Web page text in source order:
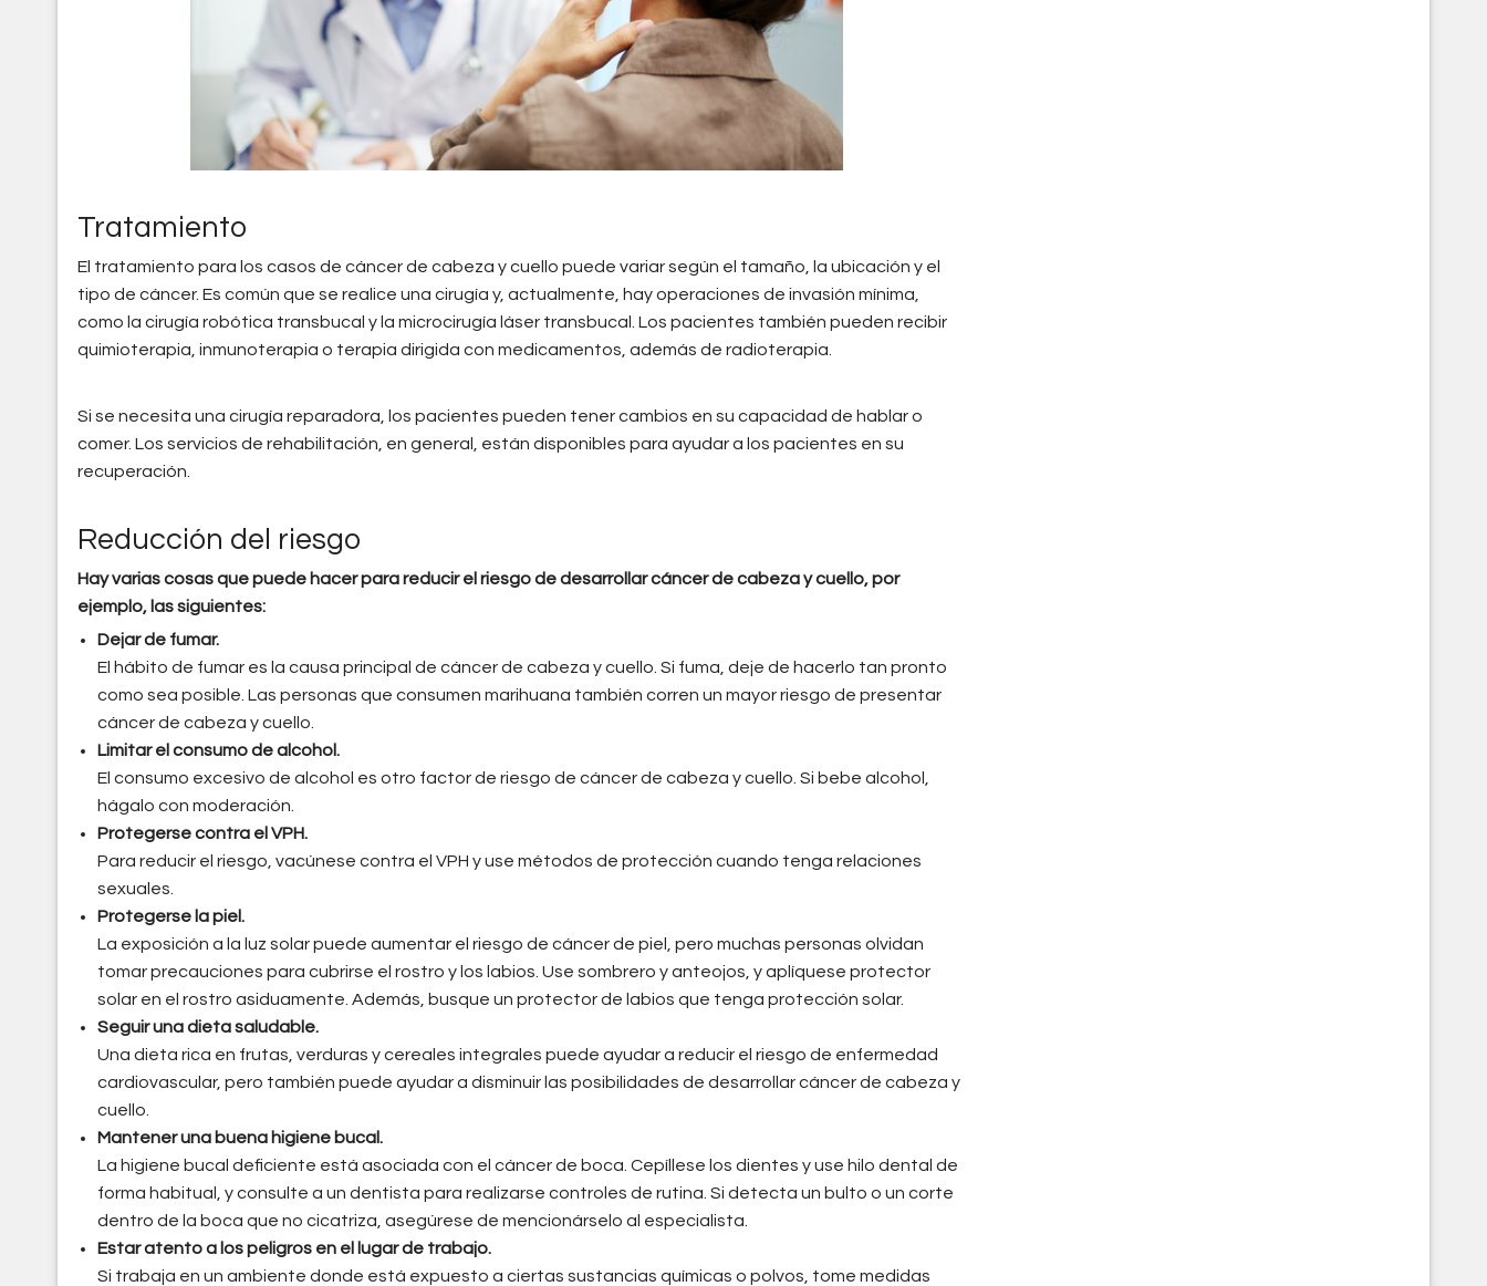
Tratamiento
El tratamiento para los casos de cáncer de cabeza y cuello puede variar según el tamaño, la ubicación y el
tipo de cáncer. Es común que se realice una cirugía y, actualmente, hay operaciones de invasión mínima,
como la cirugía robótica transbucal y la microcirugía láser transbucal. Los pacientes también pueden recibir
quimioterapia, inmunoterapia o terapia dirigida con medicamentos, además de radioterapia.
Si se necesita una cirugía reparadora, los pacientes pueden tener cambios en su capacidad de hablar o
comer. Los servicios de rehabilitación, en general, están disponibles para ayudar a los pacientes en su
recuperación.
Reducción del riesgo
Hay varias cosas que puede hacer para reducir el riesgo de desarrollar cáncer de cabeza y cuello, por
ejemplo, las siguientes:
Dejar de fumar.
El hábito de fumar es la causa principal de cáncer de cabeza y cuello. Si fuma, deje de hacerlo tan pronto
como sea posible. Las personas que consumen marihuana también corren un mayor riesgo de presentar
cáncer de cabeza y cuello.
Limitar el consumo de alcohol.
El consumo excesivo de alcohol es otro factor de riesgo de cáncer de cabeza y cuello. Si bebe alcohol,
hágalo con moderación.
Protegerse contra el VPH.
Para reducir el riesgo, vacúnese contra el VPH y use métodos de protección cuando tenga relaciones
sexuales.
Protegerse la piel.
La exposición a la luz solar puede aumentar el riesgo de cáncer de piel, pero muchas personas olvidan
tomar precauciones para cubrirse el rostro y los labios. Use sombrero y anteojos, y aplíquese protector
solar en el rostro asiduamente. Además, busque un protector de labios que tenga protección solar.
Seguir una dieta saludable.
Una dieta rica en frutas, verduras y cereales integrales puede ayudar a reducir el riesgo de enfermedad
cardiovascular, pero también puede ayudar a disminuir las posibilidades de desarrollar cáncer de cabeza y
cuello.
Mantener una buena higiene bucal.
La higiene bucal deficiente está asociada con el cáncer de boca. Cepíllese los dientes y use hilo dental de
forma habitual, y consulte a un dentista para realizarse controles de rutina. Si detecta un bulto o un corte
dentro de la boca que no cicatriza, asegúrese de mencionárselo al especialista.
Estar atento a los peligros en el lugar de trabajo.
Si trabaja en un ambiente donde está expuesto a ciertas sustancias químicas o polvos, tome medidas